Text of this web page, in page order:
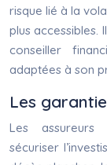
risque lié à la
plus accessibles.
conseiller
adaptées à son
Les
Les assureurs
sécuriser